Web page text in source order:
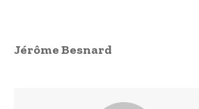
Jérôme Besnard